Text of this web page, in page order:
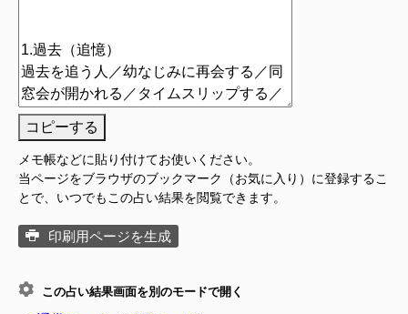
コピーする
メモ帳などに貼り付けてお使いください。
当ページをブラウザのブックマーク（お気に入り）に登録するこ
とで、いつでもこの占い結果を閲覧できます。
印刷用ページを生成
この占い結果画面を別のモードで開く